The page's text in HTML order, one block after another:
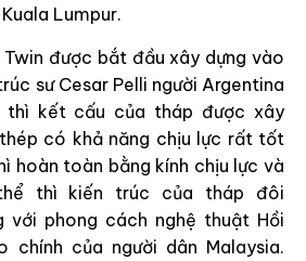
Lumpur.
được bắt đầu xây dựng vào
sư Cesar Pelli người Argentina
thì kết cấu của tháp được xây
có khả năng chịu lực rất tốt
hoàn toàn bằng kính chịu lực và
thì kiến trúc của tháp đôi
với phong cách nghệ thuật Hồi
của người dân Malaysia.